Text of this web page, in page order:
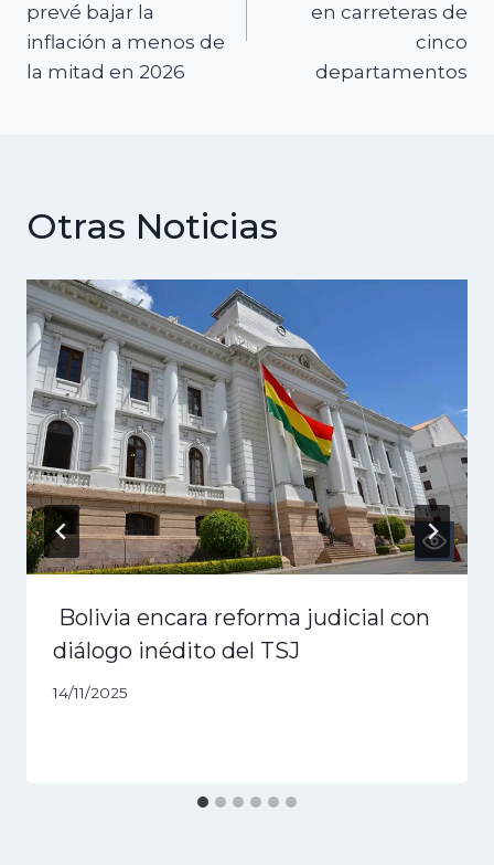
entradas
prevé bajar la
inflación a menos de
la mitad en 2026
en carreteras de
cinco
departamentos
Otras Noticias
Bolivia encara reforma judicial con
diálogo inédito del TSJ
14/11/2025